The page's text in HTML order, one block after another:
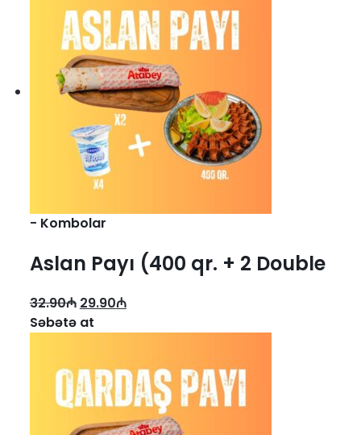
- Kombolar
Aslan Payı (400 qr. + 2 Double
Dürüm + 4 ayran)
32.90₼ 29.90₼
Səbətə at